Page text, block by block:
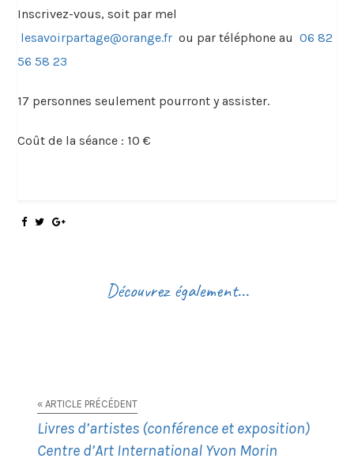
Inscrivez-vous, soit par mel
lesavoirpartage@orange.fr ou par téléphone au06 82
56 58 23
17 personnes seulement pourront y assister.
Coût de la séance : 10 €
Découvrez également...
« ARTICLE PRÉCÉDENT
Livres d’artistes (conférence et exposition)
Centre d’Art International Yvon Morin